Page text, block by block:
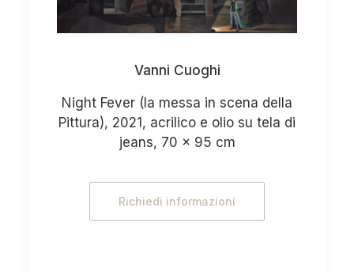
Vanni Cuoghi
Night Fever (la messa in scena della
Pittura), 2021, acrilico e olio su tela di
jeans, 70 x 95 cm
Richiedi informazioni